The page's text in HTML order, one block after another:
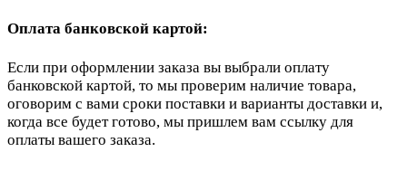
Оплата банковской картой:
Если при оформлении заказа вы выбрали оплату
банковской картой, то мы проверим наличие товара,
оговорим с вами сроки поставки и варианты доставки и,
когда все будет готово, мы пришлем вам ссылку для
оплаты вашего заказа.